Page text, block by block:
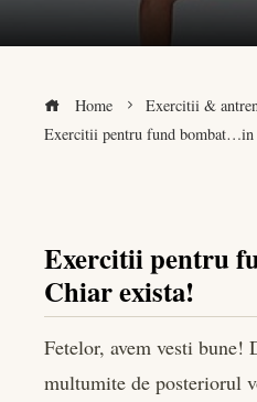
Home
Exercitii &
Exercitii pentru fund bombat…in
Exercitii pentru
Chiar exista!
Fetelor, avem vesti bune!
multumite de posteriorul